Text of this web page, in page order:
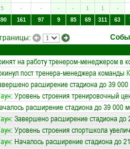
5 - - - - 1 1
-
161 97 9 85 69 311 63
на работу тренером-менеджером в
пост тренера-менеджера команды
расширение стадиона до 39 000
: Уровень строения тренировочный
расширение стадиона до 39 000
: Завершено расширение стадиона до
: Уровень строения спортшкола
: Началось расширение стадиона до